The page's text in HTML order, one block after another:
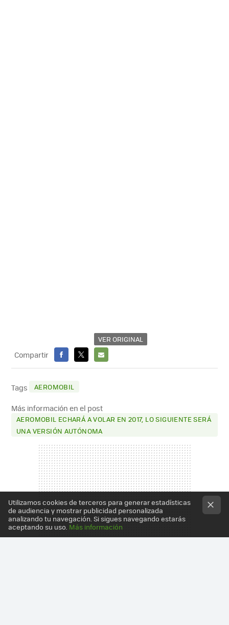
VER ORIGINAL
Compartir
FACEBOOK
X
E-
Tags AEROMOBIL
Más información en el post
AEROMOBIL ECHARÁ A VOLAR EN 2017, LO SIGUIENTE SERÁ
UNA VERSIÓN AUTÓNOMA
Utilizamos cookies de terceros para generar estadísticas
de audiencia y mostrar publicidad personalizada
analizando tu navegación. Si sigues navegando estarás
aceptando su uso. Más información